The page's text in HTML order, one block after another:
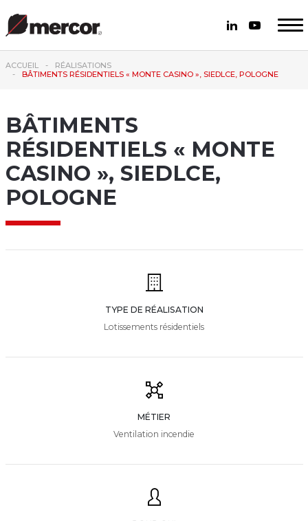
ACCUEIL
RÉALISATIONS
BÂTIMENTS RÉSIDENTIELS « MONTE CASINO », SIEDLCE, POLOGNE
BÂTIMENTS
RÉSIDENTIELS « MONTE
CASINO », SIEDLCE,
POLOGNE
TYPE DE RÉALISATION
Lotissements résidentiels
MÉTIER
Ventilation incendie